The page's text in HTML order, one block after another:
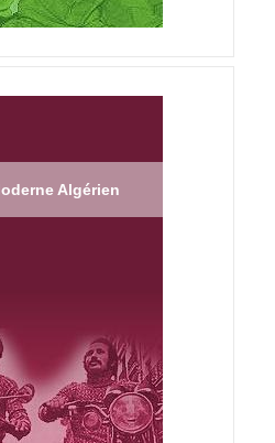
Algérien